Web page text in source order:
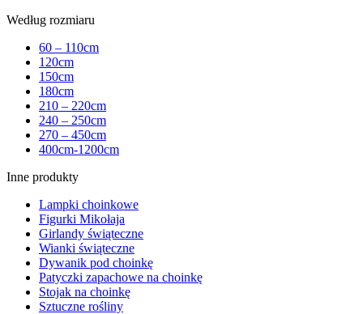
Według rozmiaru
60 – 110cm
120cm
150cm
180cm
210 – 220cm
240 – 250cm
270 – 450cm
400cm-1200cm
Inne produkty
Lampki choinkowe
Figurki Mikołaja
Girlandy świąteczne
Wianki świąteczne
Dywanik pod choinkę
Patyczki zapachowe na choinkę
Stojak na choinkę
Sztuczne rośliny